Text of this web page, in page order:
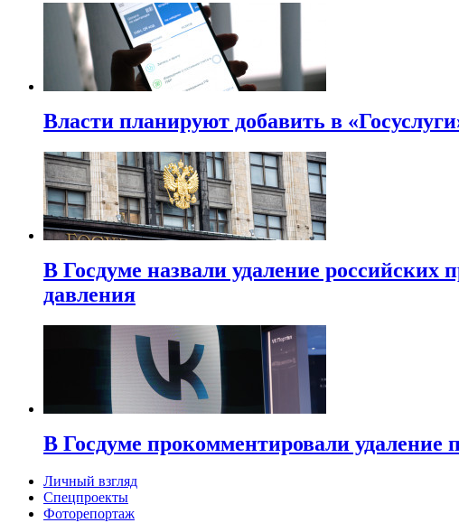
Власти планируют добавить в
В Госдуме назвали удаление
давления
В Госдуме прокомментировали удаление
Личный взгляд
Спецпроекты
Фоторепортаж